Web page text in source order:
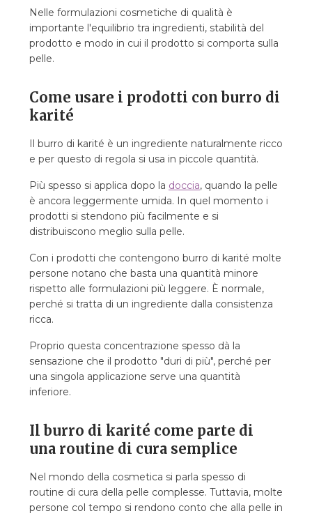
Nelle formulazioni cosmetiche di qualità è
importante l'equilibrio tra ingredienti, stabilità del
prodotto e modo in cui il prodotto si comporta sulla
pelle.
Come usare i prodotti con burro di
karité
Il burro di karité è un ingrediente naturalmente ricco
e per questo di regola si usa in piccole quantità.
Più spesso si applica dopo la doccia, quando la pelle
è ancora leggermente umida. In quel momento i
prodotti si stendono più facilmente e si
distribuiscono meglio sulla pelle.
Con i prodotti che contengono burro di karité molte
persone notano che basta una quantità minore
rispetto alle formulazioni più leggere. È normale,
perché si tratta di un ingrediente dalla consistenza
ricca.
Proprio questa concentrazione spesso dà la
sensazione che il prodotto "duri di più", perché per
una singola applicazione serve una quantità
inferiore.
Il burro di karité come parte di
una routine di cura semplice
Nel mondo della cosmetica si parla spesso di
routine di cura della pelle complesse. Tuttavia, molte
persone col tempo si rendono conto che alla pelle in